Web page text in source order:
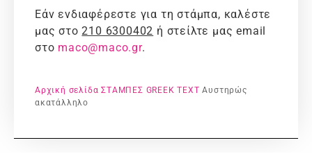
Εάν ενδιαφέρεστε για τη στάμπα, καλέστε
μας στο210 6300402 ή στείλτε μας email
στο maco@maco.gr.
Αρχική σελίδα ΣΤΑΜΠΕΣ GREEK TEXT Αυστηρώς
ακατάλληλο